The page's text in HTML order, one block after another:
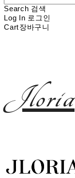
Search 검색
Log In 로그인
Cart장바구니
Jloria